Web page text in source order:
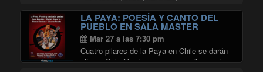
autodestrucción ambiental que involucra al
ser humano y su especie. Este encuentro se
propone rescatar aspectos …
Continuar leyendo "Segundo Coloquio Internacional
LA PAYA: POESÍA Y CANTO DEL
PUEBLO EN SALA MASTER
Mar 27 a las 7:30 pm
Cuatro pilares de la Paya en Chile se darán
cita en Sala Master, para compartir su arte y